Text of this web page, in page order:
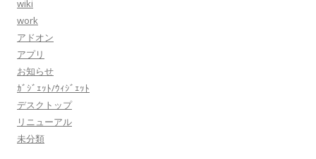
wiki
work
アドオン
アプリ
お知らせ
ｶﾞｼﾞｪｯﾄ/ｳｨｼﾞｪｯﾄ
デスクトップ
リニューアル
未分類